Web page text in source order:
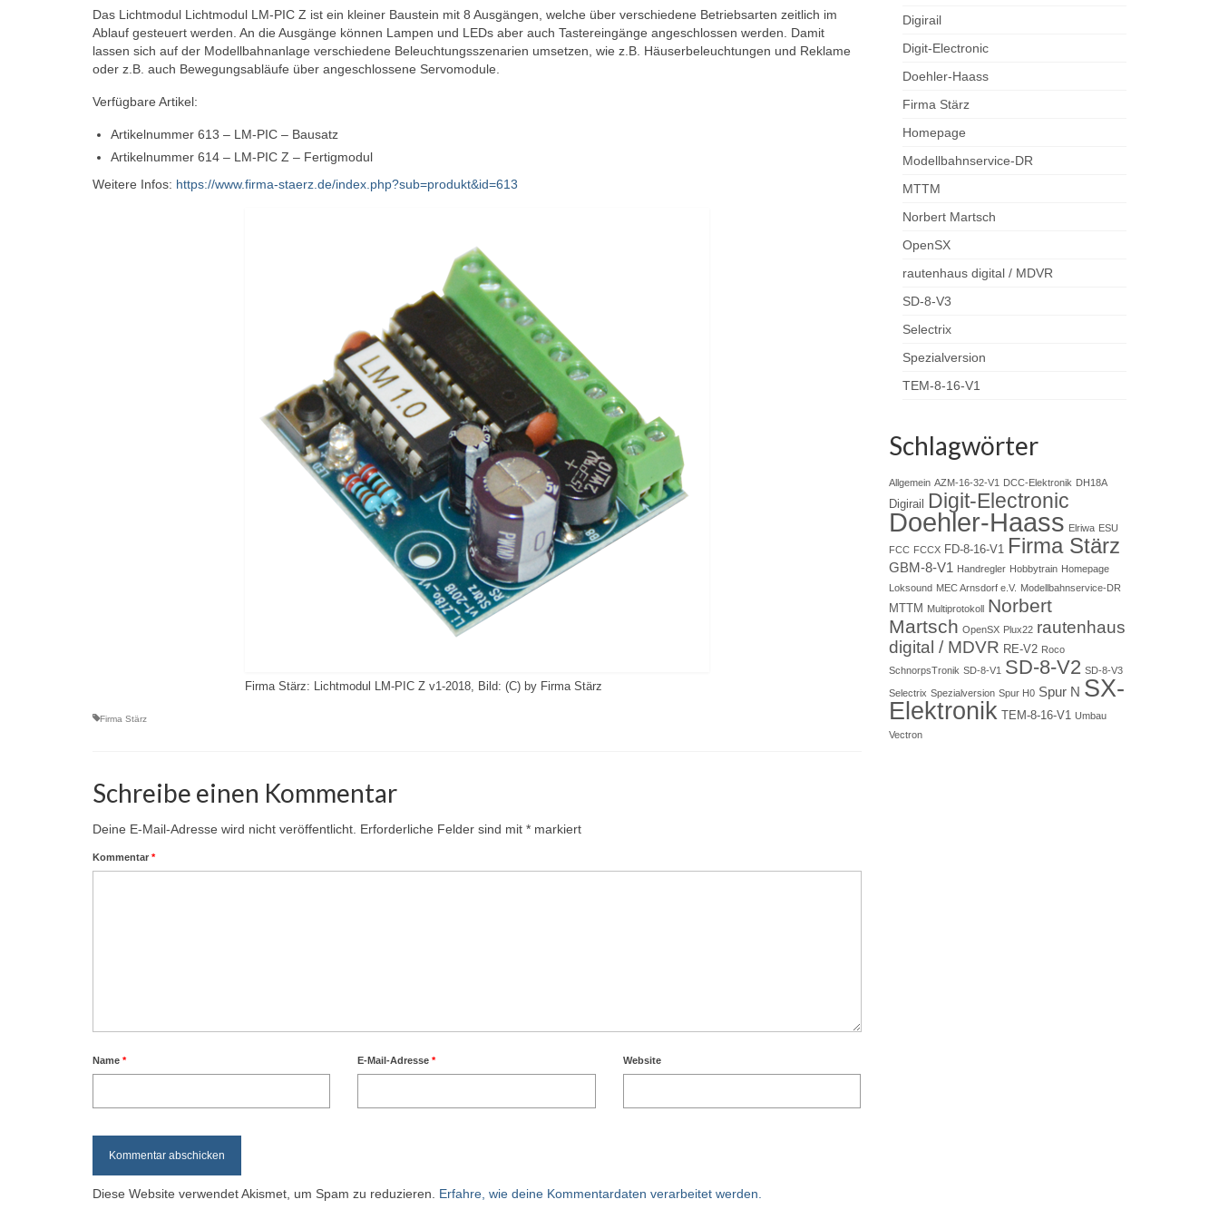
Das Lichtmodul Lichtmodul LM-PIC Z ist ein kleiner Baustein mit 8 Ausgängen, welche über verschiedene Betriebsarten zeitlich im
Ablauf gesteuert werden. An die Ausgänge können Lampen und LEDs aber auch Tastereingänge angeschlossen werden. Damit
lassen sich auf der Modellbahnanlage verschiedene Beleuchtungsszenarien umsetzen, wie z.B. Häuserbeleuchtungen und Reklame
oder z.B. auch Bewegungsabläufe über angeschlossene Servomodule.
Verfügbare Artikel:
Artikelnummer 613 – LM‑PIC – Bausatz
Artikelnummer 614 – LM‑PIC Z – Fertigmodul
Weitere Infos: https://www.firma-staerz.de/index.php?sub=produkt&id=613
Firma Stärz: Lichtmodul LM-PIC Z v1-2018, Bild: (C) by Firma Stärz
Firma Stärz
Schreibe einen Kommentar
Deine E-Mail-Adresse wird nicht veröffentlicht. Erforderliche Felder sind mit * markiert
Kommentar *
Name * E-Mail-Adresse* Website
Diese Website verwendet Akismet, um Spam zu reduzieren. Erfahre, wie deine Kommentardaten verarbeitet werden.
Digirail
Digit-Electronic
Doehler-Haass
Firma Stärz
Homepage
Modellbahnservice-DR
MTTM
Norbert Martsch
OpenSX
rautenhaus digital / MDVR
SD-8-V3
Selectrix
Spezialversion
TEM-8-16-V1
Schlagwörter
Allgemein AZM-16-32-V1 DCC-Elektronik DH18A
Digirail Digit-Electronic
Doehler-Haass Elriwa ESU
FCC FCCX FD-8-16-V1 Firma Stärz
GBM-8-V1 Handregler Hobbytrain Homepage
Loksound MEC Arnsdorf e.V. Modellbahnservice-DR
MTTM Multiprotokoll Norbert
Martsch OpenSX Plux22 rautenhaus
digital / MDVR RE-V2 Roco
SchnorpsTronik SD-8-V1 SD-8-V2 SD-8-V3
Selectrix Spezialversion Spur H0 Spur N SX-
Elektronik TEM-8-16-V1 Umbau
Vectron